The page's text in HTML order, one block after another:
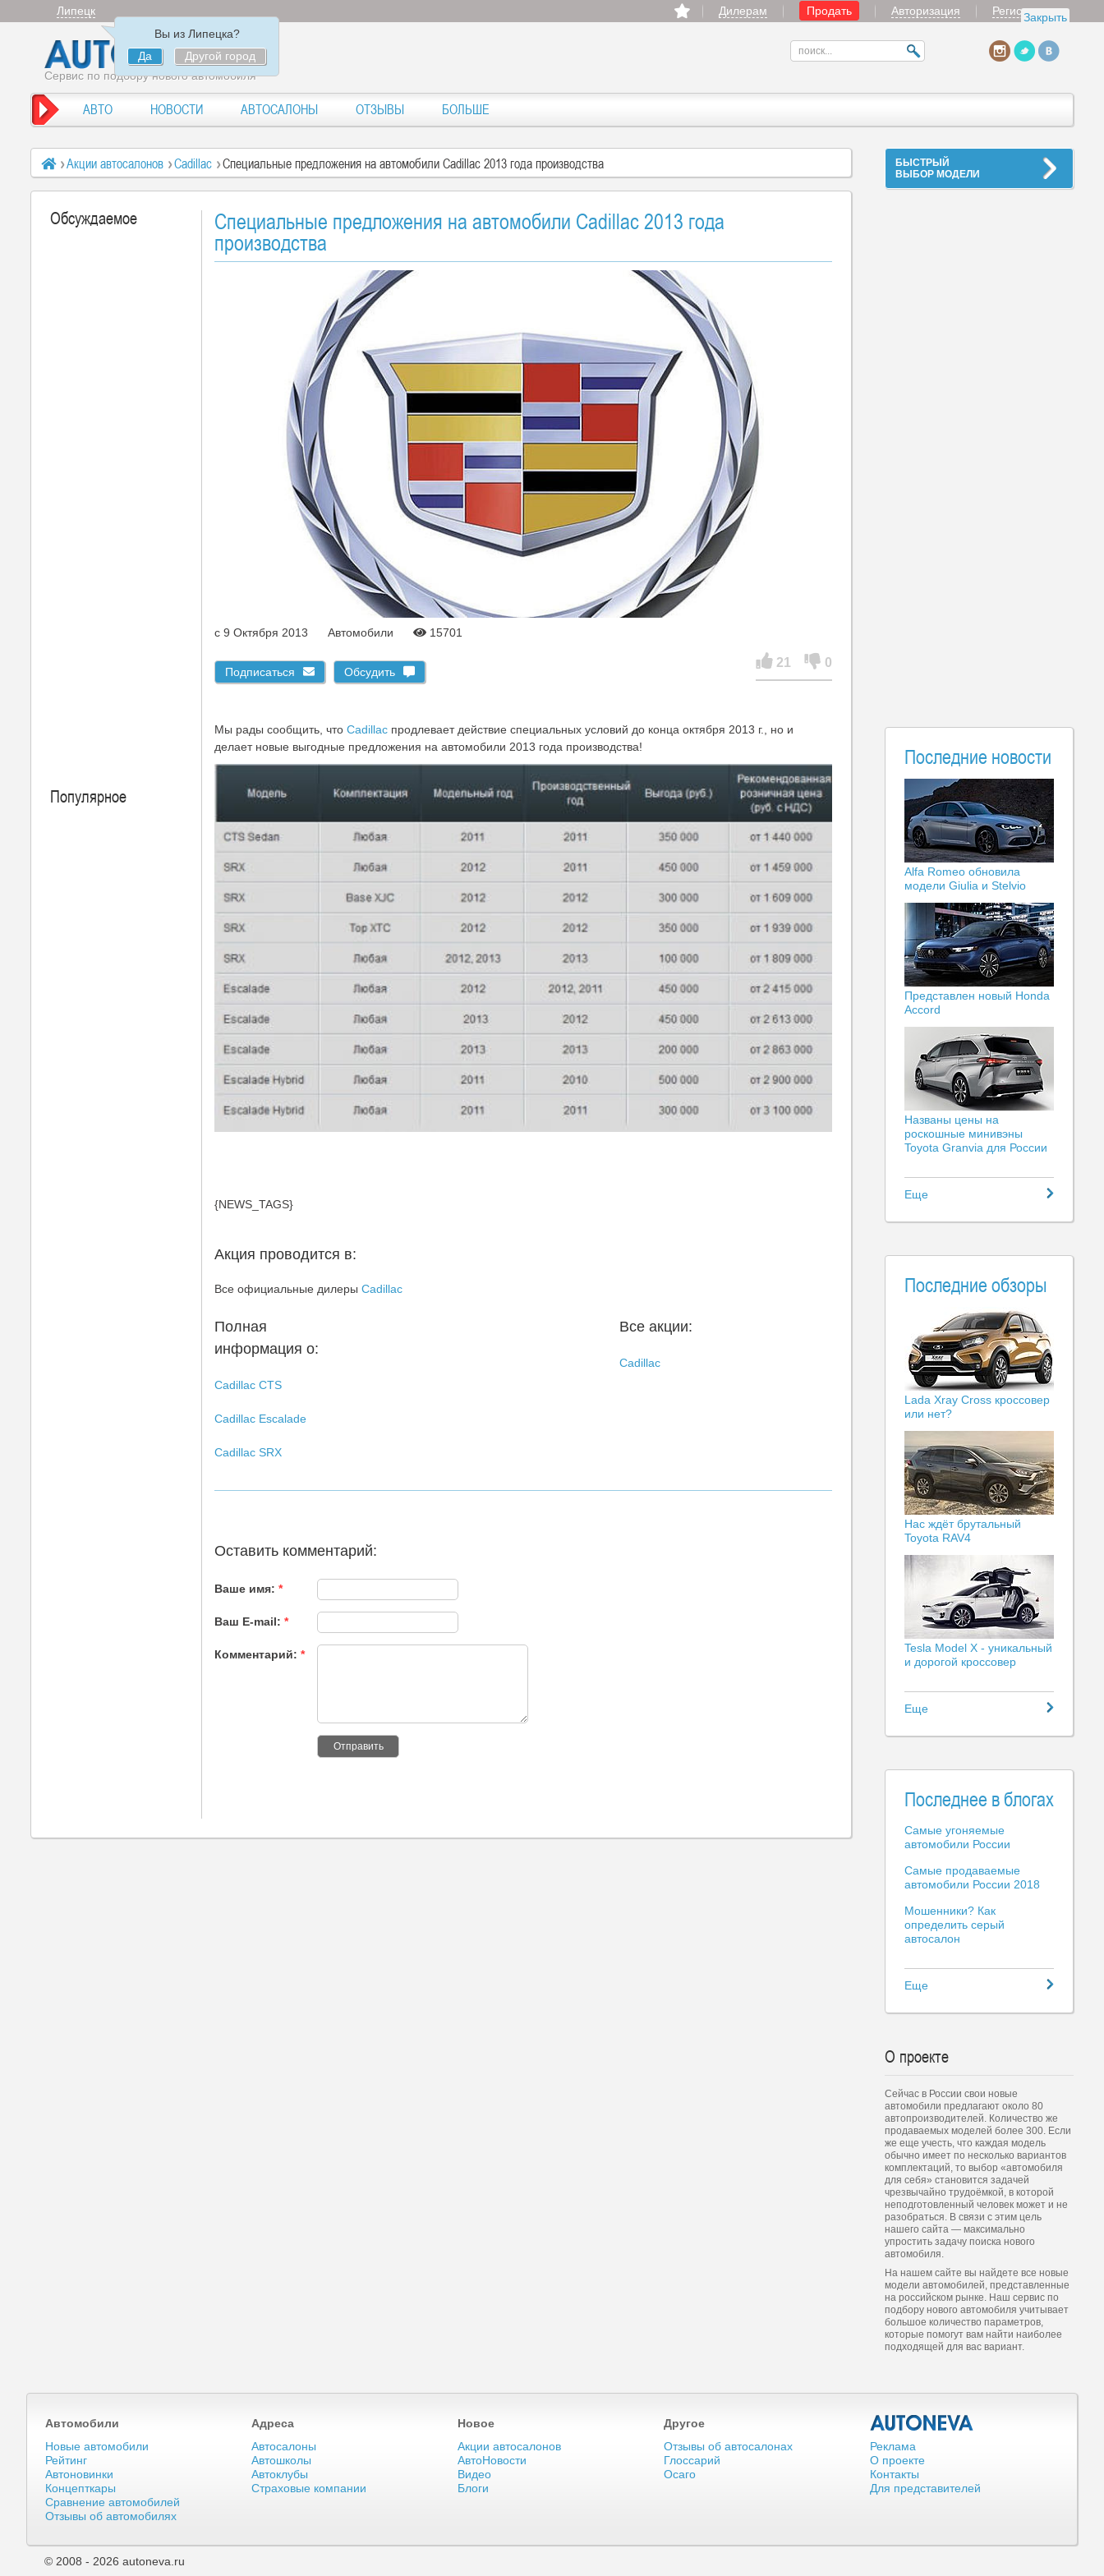
Закрыть
Липецк
Вы из Липецка?
Да
Другой город
Дилерам Продать Авторизация Регистрация
Сервис по подбору нового автомобиля
АВТО НОВОСТИ АВТОСАЛОНЫ ОТЗЫВЫ БОЛЬШЕ
БЫСТРЫЙ
ВЫБОР МОДЕЛИ
Последние новости
Alfa Romeo обновила
модели Giulia и Stelvio
Представлен новый Honda
Accord
Названы цены на
роскошные минивэны
Toyota Granvia для России
Еще
Последние обзоры
Lada Xray Cross кроссовер
или нет?
Нас ждёт брутальный
Toyota RAV4
Tesla Model X - уникальный
и дорогой кроссовер
Еще
Последнее в блогах
Самые угоняемые
автомобили России
Самые продаваемые
автомобили России 2018
Мошенники? Как
определить серый
автосалон
Еще
О проекте
Сейчас в России свои новые
автомобили предлагают около 80
автопроизводителей. Количество же
продаваемых моделей более 300. Если
же еще учесть, что каждая модель
обычно имеет по несколько вариантов
комплектаций, то выбор «автомобиля
для себя» становится задачей
чрезвычайно трудоёмкой, в которой
неподготовленный человек может и не
разобраться. В связи с этим цель
нашего сайта — максимально
упростить задачу поиска нового
автомобиля.
На нашем сайте вы найдете все новые
модели автомобилей, представленные
на российском рынке. Наш сервис по
подбору нового автомобиля учитывает
большое количество параметров,
которые помогут вам найти наиболее
подходящей для вас вариант.
Акции автосалонов Cadillac Специальные предложения на автомобили Cadillac 2013 года производства
Обсуждаемое
Популярное
Специальные предложения на автомобили Cadillac 2013 года
производства
c 9 Октября 2013 Автомобили 15701
Подписаться Обсудить
21 0
Мы рады сообщить, что Cadillac продлевает действие специальных условий до конца октября 2013 г., но и
делает новые выгодные предложения на автомобили 2013 года производства!
{NEWS_TAGS}
Акция проводится в:
Все официальные дилеры Cadillac
Полная
информация о:
Cadillac CTS
Cadillac Escalade
Cadillac SRX
Все акции:
Cadillac
Оставить комментарий:
Ваше имя: *
Ваш E-mail: *
Комментарий: *
Отправить
Автомобили Адреса Новое
Другое
Новые автомобили
Рейтинг
Автоновинки
Концепткары
Сравнение автомобилей
Отзывы об автомобилях
Автосалоны
Автошколы
Автоклубы
Страховые компании
Акции автосалонов
АвтоНовости
Видео
Блоги
Отзывы об автосалонах
Глоссарий
Осаго
Реклама
О проекте
Контакты
Для представителей
© 2008 - 2026 autoneva.ru